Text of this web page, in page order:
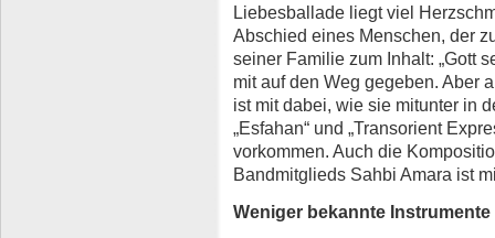
Liebesballade liegt viel
Abschied eines Menschen, der
seiner Familie zum Inhalt: „Gott
mit auf den Weg gegeben. Aber
ist mit dabei, wie sie mitunter in
„Esfahan“ und „Transorient
vorkommen. Auch die
Bandmitglieds Sahbi Amara ist
Weniger bekannte Instrumente